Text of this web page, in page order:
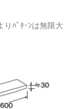
りﾊﾟﾀｰﾝは無限大